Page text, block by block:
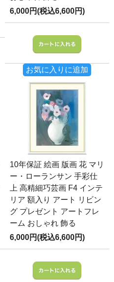
6,000円(税込6,600円)
お気に入りに追加
10年保証 絵画 版画 花 マリ
ー・ローランサン 手彩仕
上 高精細巧芸画 F4 インテ
リア 額入り アート リビン
グ プレゼント アートフレ
ーム おしゃれ 飾る
6,000円(税込6,600円)